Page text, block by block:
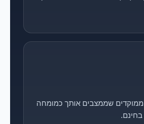
שממצבים אותך כמומחה